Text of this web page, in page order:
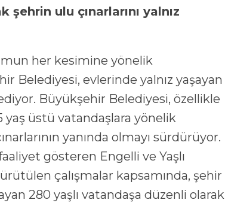
ulu çınarlarını yalnız
her kesimine yönelik
Belediyesi, evlerinde yalnız yaşayan
Büyükşehir Belediyesi, özellikle
yaş üstü vatandaşlara yönelik
yanında olmayı sürdürüyor.
gösteren Engelli ve Yaşlı
çalışmalar kapsamında, şehir
280 yaşlı vatandaşa düzenli olarak